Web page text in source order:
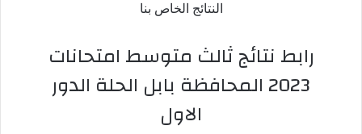
النتائج الخاص بنا
رابط نتائج ثالث متوسط امتحانات
2023 المحافظة بابل الحلة الدور
الاول